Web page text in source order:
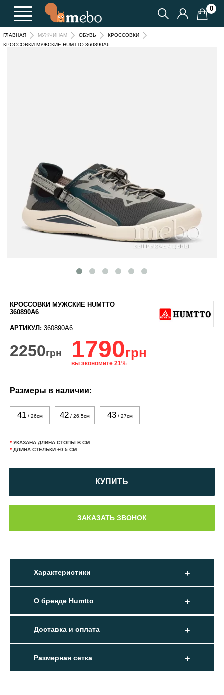
0
ГЛАВНАЯ МУЖЧИНАМ ОБУВЬ
КРОССОВКИ
КРОССОВКИ МУЖСКИЕ HUMTTO 360890A6
КРОССОВКИ МУЖСКИЕ HUMTTO
360890A6
АРТИКУЛ: 360890A6
2250грн 1790грн
вы экономите 21%
Размеры в наличии:
41/ 26см 42 / 26.5см 43/ 27см
* УКАЗАНА ДЛИНА СТОПЫ В СМ
* ДЛИНА СТЕЛЬКИ +0.5 СМ
КУПИТЬ
Характеристики
О бренде Humtto
Доставка и оплата
Размерная сетка